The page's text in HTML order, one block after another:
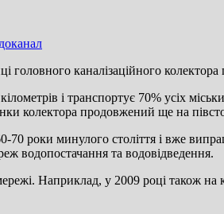
каналізаційного
і транспортує 70% усіх
колектора продовжений ще на
70 роки минулого століття і вже
водопостачання та водовідведення.
Наприклад, у 2009 році також